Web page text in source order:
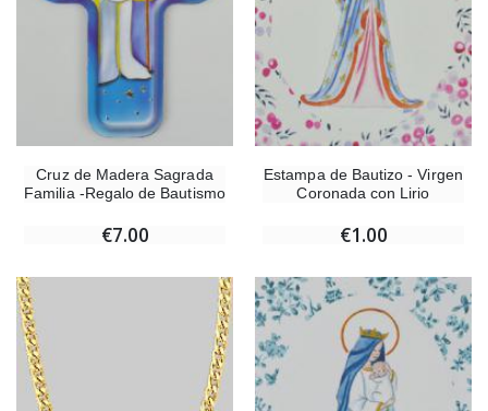
Cruz de Madera Sagrada
Familia -Regalo de Bautismo
€7.00
Estampa de Bautizo - Virgen
Coronada con Lirio
€1.00